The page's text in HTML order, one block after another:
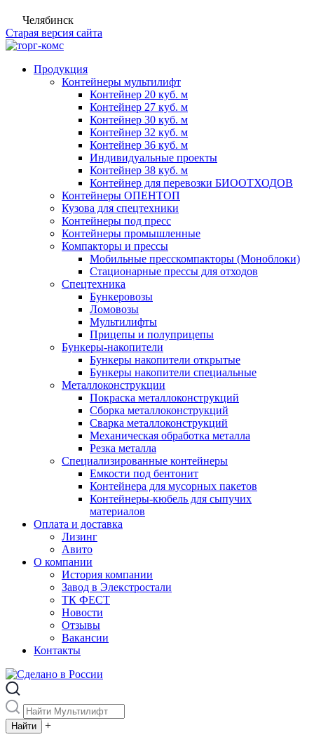
Челябинск
Старая версия сайта
Продукция
Контейнеры мультилифт
Контейнер 20 куб. м
Контейнер 27 куб. м
Контейнер 30 куб. м
Контейнер 32 куб. м
Контейнер 36 куб. м
Индивидуальные проекты
Контейнер 38 куб. м
Контейнер для перевозки БИООТХОДОВ
Контейнеры ОПЕНТОП
Кузова для спецтехники
Контейнеры под пресс
Контейнеры промышленные
Компакторы и прессы
Мобильные пресскомпакторы (Моноблоки)
Стационарные прессы для отходов
Спецтехника
Бункеровозы
Ломовозы
Мультилифты
Прицепы и полуприцепы
Бункеры-накопители
Бункеры накопители открытые
Бункеры накопители специальные
Металлоконструкции
Покраска металлоконструкций
Сборка металлоконструкций
Сварка металлоконструкций
Механическая обработка металла
Резка металла
Специализированные контейнеры
Емкости под бентонит
Контейнера для мусорных пакетов
Контейнеры-кюбель для сыпучих
материалов
Оплата и доставка
Лизинг
Авито
О компании
История компании
Завод в Элекстростали
ТК ФЕСТ
Новости
Отзывы
Вакансии
Контакты
+